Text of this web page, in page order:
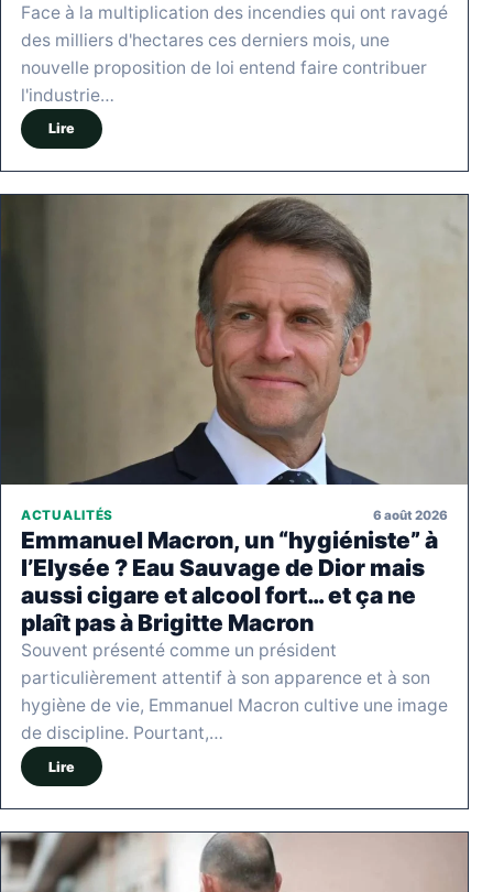
Face à la multiplication des incendies qui ont ravagé
des milliers d'hectares ces derniers mois, une
nouvelle proposition de loi entend faire contribuer
l'industrie…
Lire
ACTUALITÉS 6 août 2026
Emmanuel Macron, un “hygiéniste” à
l’Elysée ? Eau Sauvage de Dior mais
aussi cigare et alcool fort… et ça ne
plaît pas à Brigitte Macron
Souvent présenté comme un président
particulièrement attentif à son apparence et à son
hygiène de vie, Emmanuel Macron cultive une image
de discipline. Pourtant,…
Lire